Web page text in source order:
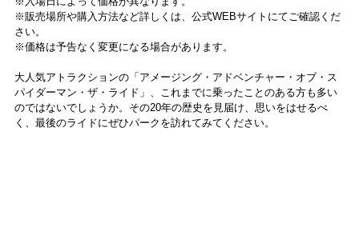
※販売場所や購入方法など詳しくは、公式WEBサイトにてご確認くだ
さい。
※価格は予告なく変更になる場合があります。
大人気アトラクションの「アメージング・アドベンチャー・オブ・ス
パイダーマン・ザ・ライド」、これまでに乗ったことのある方も多い
のではないでしょうか。その20年の歴史を見届け、思いをはせるべ
く、最後のライドにぜひパークを訪れてみてください。